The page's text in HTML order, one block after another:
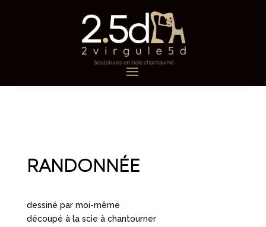
RANDONNÉE
dessiné par moi-même
découpé à la scie à chantourner